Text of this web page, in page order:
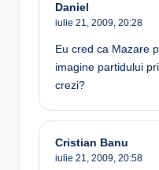
Daniel
iulie 21, 2009, 20:28
Eu cred ca Mazare
imagine partidului
crezi?
Cristian Banu
iulie 21, 2009, 20:58